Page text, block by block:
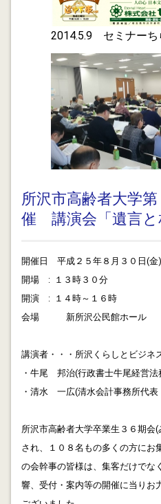
諸問題(会社設立、各種許認
トシステム等)の解決、改善
催や無料相談会の開催等を実
2012.11.29
所沢市後援 暮らしの相談
2012.11.28
金融円滑化法出口戦略 自
を続けますか、諦めますか？
相続と事業承継と行政書士
2012.11.24
す。
2012.11.23
お寺は情報のプラットホーム？
相続手続 時の流れは早すぎ
せん。
2012.11.05
金融円滑化法 経営改善に向
性について
2014.5.9 セミナーち
所沢市高齢者大学
催 講演会「遺言
開催日 平成２５年８月３０日(金)
開場 : １３時３０分
開演 : １４時～１６時
会場 新所沢公民館ホール
講演者・・・所沢くらしとビジネ
・牛尾 邦治(行政書士牛尾経営
・清水 一広(清水会計事務所
所沢市高齢者大学卒業生３６期会
され、１０８名もの多くの方にお
の会幹事の皆様は、集客だけでな
響、受付・案内等の開催に当りお